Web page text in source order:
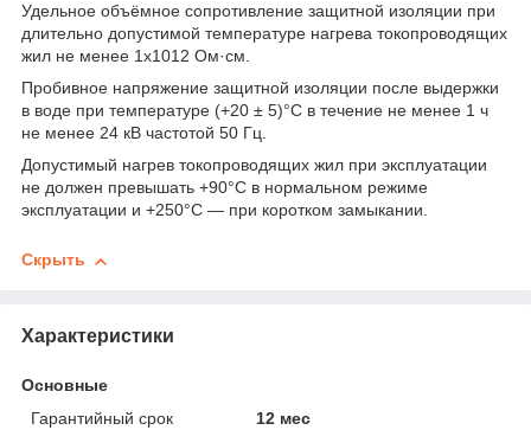
Удельное объёмное сопротивление защитной изоляции при
длительно допустимой температуре нагрева токопроводящих
жил не менее 1х1012 Ом·см.
Пробивное напряжение защитной изоляции после выдержки
в воде при температуре (+20 ± 5)°С в течение не менее 1 ч
не менее 24 кВ частотой 50 Гц.
Допустимый нагрев токопроводящих жил при эксплуатации
не должен превышать +90°С в нормальном режиме
эксплуатации и +250°С — при коротком замыкании.
Скрыть
Характеристики
Основные
Гарантийный срок
12 мес